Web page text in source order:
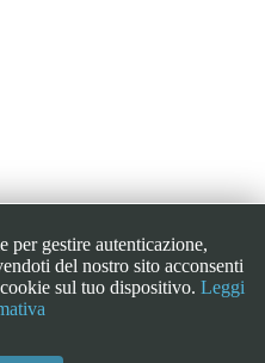
per gestire autenticazione,
del nostro sito acconsenti
sul tuo dispositivo. Leggi